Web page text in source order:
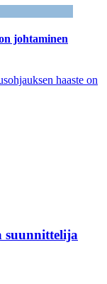
johtaminen
haaste on
suunnittelija